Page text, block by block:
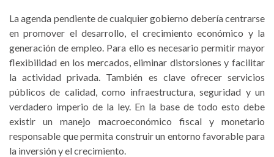
La agenda pendiente de cualquier gobierno debería centrarse
en promover el desarrollo, el crecimiento económico y la
generación de empleo. Para ello es necesario permitir mayor
flexibilidad en los mercados, eliminar distorsiones y facilitar
la actividad privada. También es clave ofrecer servicios
públicos de calidad, como infraestructura, seguridad y un
verdadero imperio de la ley. En la base de todo esto debe
existir un manejo macroeconómico fiscal y monetario
responsable que permita construir un entorno favorable para
la inversión y el crecimiento.